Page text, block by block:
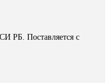
РБ. Поставляется с